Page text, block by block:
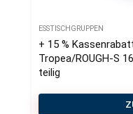
ESSTISCHGRUPPEN
+ 15 %
Tropea/ROUGH-S
teilig